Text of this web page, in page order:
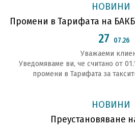
НОВИНИ
Промени в Тарифата на БАКБ
27 07.26
Уважаеми
Уведомяваме ви, че считано от
промени в Тарифата за
НОВИНИ
Преустановяване